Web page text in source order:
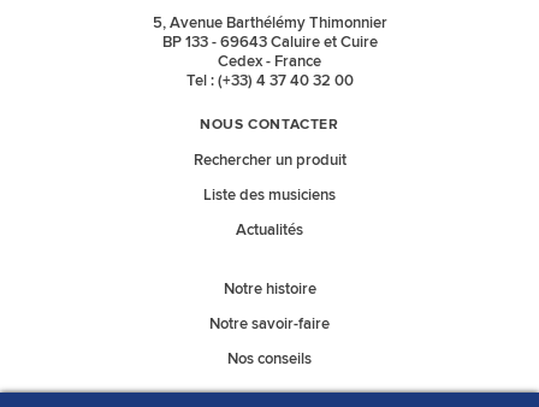
5, Avenue Barthélémy Thimonnier
BP 133 - 69643 Caluire et Cuire
Cedex - France
Tel : (+33) 4 37 40 32 00
NOUS CONTACTER
Rechercher un produit
Liste des musiciens
Actualités
Notre histoire
Notre savoir-faire
Nos conseils